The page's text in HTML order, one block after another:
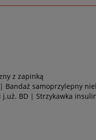
z zapinką
| Bandaż samoprzylepny
j.uż. BD | Strzykawka